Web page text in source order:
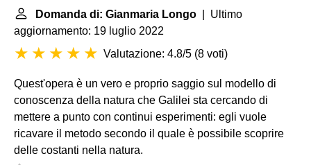
Domanda di: Gianmaria Longo | Ultimo
aggiornamento: 19 luglio 2022
Valutazione: 4.8/5 (8 voti)
Quest'opera è un vero e proprio saggio sul modello di
conoscenza della natura che Galilei sta cercando di
mettere a punto con continui esperimenti: egli vuole
ricavare il metodo secondo il quale è possibile scoprire
delle costanti nella natura.